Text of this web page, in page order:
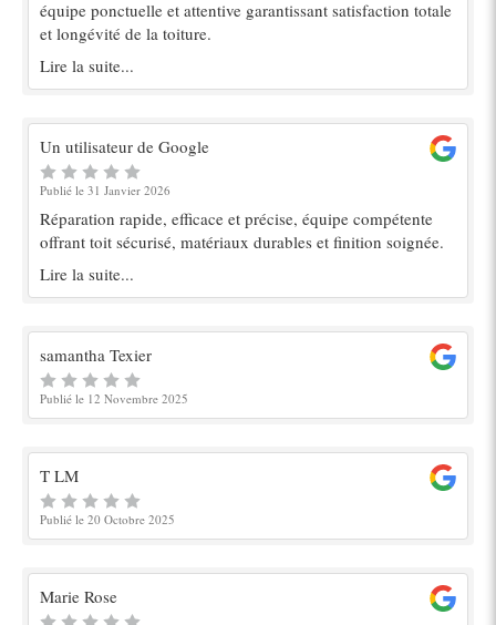
équipe ponctuelle et attentive garantissant satisfaction totale
et longévité de la toiture.
Lire la suite...
Un utilisateur de Google
Publié le 31 Janvier 2026
Réparation rapide, efficace et précise, équipe compétente
offrant toit sécurisé, matériaux durables et finition soignée.
Lire la suite...
samantha Texier
Publié le 12 Novembre 2025
T LM
Publié le 20 Octobre 2025
Marie Rose